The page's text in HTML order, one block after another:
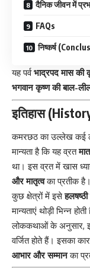
दैनिक जीवन में
FAQs
निष्कर्ष
यह पर्वभाद्रपद मास की
भगवान कृष्ण की बाल-
इतिहास
कमरछठका उल्लेख कई
मान्यता है कि यह व्रत
था। इस व्रत में खास
और मातृत्वका प्रतीक है।
कुछ क्षेत्रों में इसेहलषष्ठी
मान्यताएं थोड़ी भिन्न होती
लोककथाओं के अनुसार,
वर्जित होते हैं। इसका
आभार और सम्मानका